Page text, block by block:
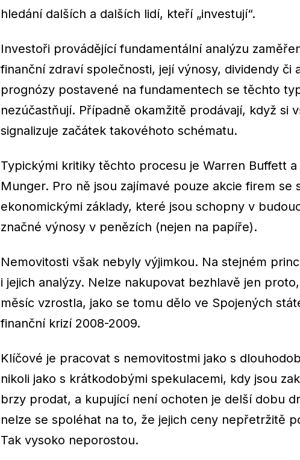
hledání dalších a dalších lidí, kteří „investují“.
Investoři provádějící fundamentální analýzu
finanční zdraví společnosti, její výnosy, dividendy či
prognózy postavené na fundamentech se těchto
nezúčastňují. Případně okamžitě prodávají, když si
signalizuje začátek takovéhoto schématu.
Typickými kritiky těchto procesu je Warren Buffett a
Munger. Pro ně jsou zajímavé pouze akcie firem se
ekonomickými základy, které jsou schopny v
značné výnosy v penězích (nejen na papíře).
Nemovitosti však nebyly výjimkou. Na stejném
i jejich analýzy. Nelze nakupovat bezhlavě jen
měsíc vzrostla, jako se tomu dělo ve Spojených
finanční krizí 2008-2009.
Klíčové je pracovat s nemovitostmi jako s
nikoli jako s krátkodobými spekulacemi, kdy jsou
brzy prodat, a kupující není ochoten je delší dobu
nelze se spoléhat na to, že jejich ceny nepřetržitě
Tak vysoko neporostou.